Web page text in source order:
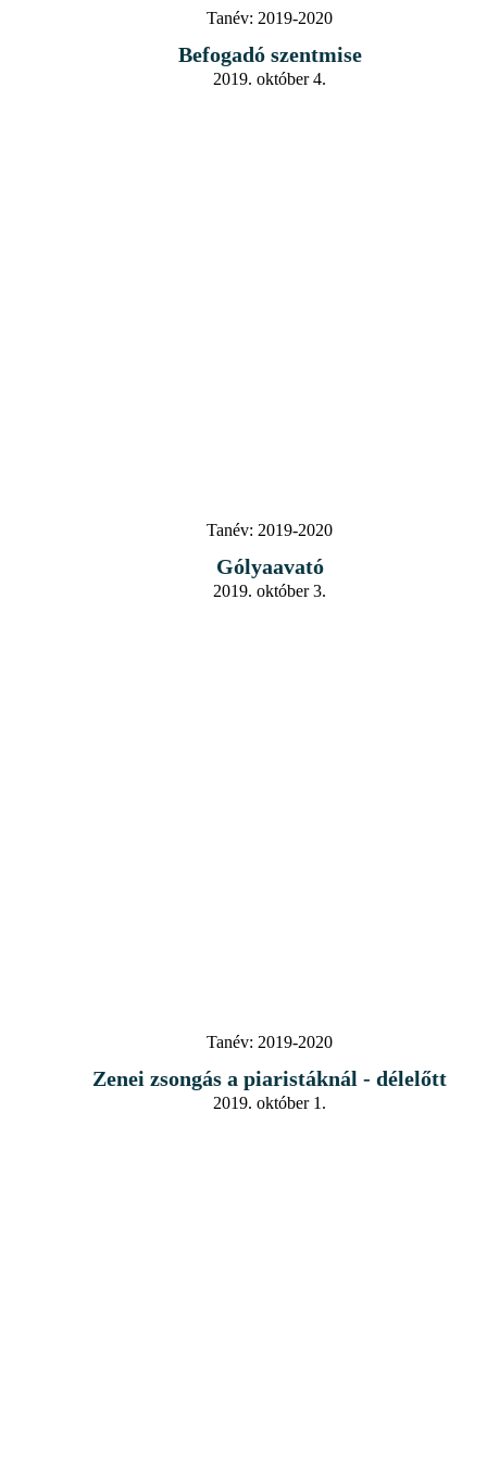
Tanév: 2019-2020
Befogadó szentmise
2019. október 4.
Tanév: 2019-2020
Gólyaavató
2019. október 3.
Tanév: 2019-2020
Zenei zsongás a piaristáknál - délelőtt
2019. október 1.